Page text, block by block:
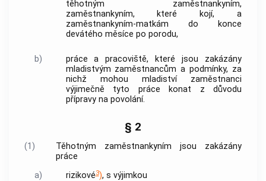
těhotným zaměstnankyním,
zaměstnankyním, které kojí, a
zaměstnankyním-matkám do konce
devátého měsíce po porodu,
b)
práce a pracoviště, které jsou zakázány
mladistvým zaměstnancům a podmínky, za
nichž mohou mladiství zaměstnanci
výjimečně tyto práce konat z důvodu
přípravy na povolání.
§ 2
(1)
Těhotným zaměstnankyním jsou zakázány
práce
a)
rizikové3), s výjimkou